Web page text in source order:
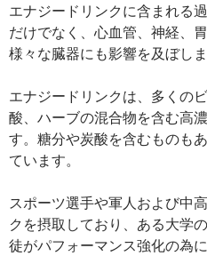
エナジードリンクに含まれる
だけでなく、心血管、神経、
様々な臓器にも影響を及ぼしま
エナジードリンクは、多くの
酸、ハーブの混合物を含む高
す。糖分や炭酸を含むものも
ています。
スポーツ選手や軍人および中
クを摂取しており、ある大学
徒がパフォーマンス強化の為